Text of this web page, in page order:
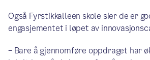
Også Fyrstikkalleen skole sier de er
engasjementet i løpet av
– Bare å gjennomføre oppdraget har